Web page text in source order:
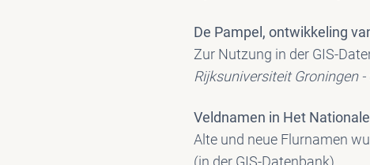
De Pampel, ontwikkeling
Zur Nutzung in der GIS-
Rijksuniversiteit Groningen
Veldnamen in Het
Alte und neue Flurnamen
(in der GIS-Datenbank).